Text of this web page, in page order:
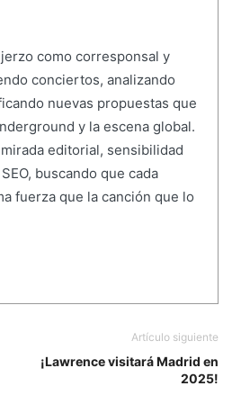
como corresponsal y
conciertos, analizando
nuevas propuestas que
y la escena global.
editorial, sensibilidad
buscando que cada
fuerza que la canción que lo
Artículo siguiente
¡Lawrence visitará Madrid en
2025!